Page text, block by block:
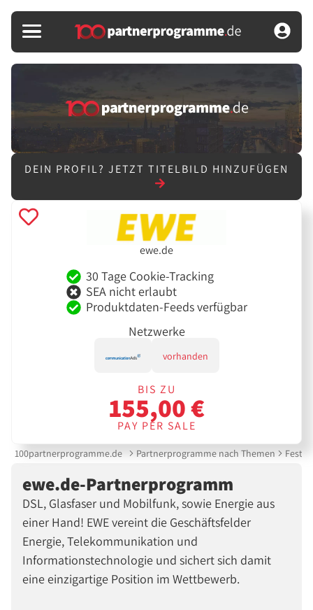
DEIN PROFIL? JETZT TITELBILD HINZUFÜGEN
ewe.de
30 Tage Cookie-Tracking
SEA nicht erlaubt
Produktdaten-Feeds verfügbar
Netzwerke
vorhanden
BIS ZU
155,00 €
PAY PER SALE
100partnerprogramme.de Partnerprogramme nach Themen
ewe.de-Partnerprogramm
DSL, Glasfaser und Mobilfunk, sowie Energie aus
einer Hand! EWE vereint die Geschäftsfelder
Energie, Telekommunikation und
Informationstechnologie und sichert sich damit
eine einzigartige Position im Wettbewerb.